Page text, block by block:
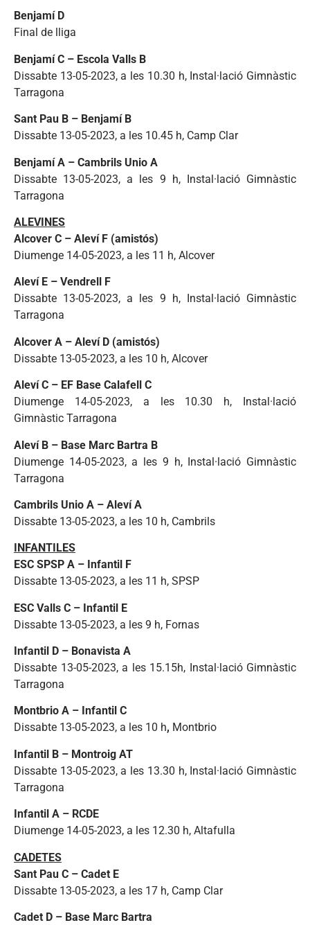
Benjamí D
Final de lliga
Benjamí C – Escola Valls B
Dissabte 13-05-2023, a les 10.30 h, Instal·lació Gimnàstic
Tarragona
Sant Pau B – Benjamí B
Dissabte 13-05-2023, a les 10.45 h, Camp Clar
Benjamí A – Cambrils Unio A
Dissabte 13-05-2023, a les 9 h, Instal·lació Gimnàstic
Tarragona
ALEVINES
Alcover C – Aleví F (amistós)
Diumenge 14-05-2023, a les 11 h, Alcover
Aleví E – Vendrell F
Dissabte 13-05-2023, a les 9 h, Instal·lació Gimnàstic
Tarragona
Alcover A – Aleví D (amistós)
Dissabte 13-05-2023, a les 10 h, Alcover
Aleví C – EF Base Calafell C
Diumenge 14-05-2023, a les 10.30 h, Instal·lació
Gimnàstic Tarragona
Aleví B – Base Marc Bartra B
Diumenge 14-05-2023, a les 9 h, Instal·lació Gimnàstic
Tarragona
Cambrils Unio A – Aleví A
Dissabte 13-05-2023, a les 10 h, Cambrils
INFANTILES
ESC SPSP A – Infantil F
Dissabte 13-05-2023, a les 11 h, SPSP
ESC Valls C – Infantil E
Dissabte 13-05-2023, a les 9 h, Fornas
Infantil D – Bonavista A
Dissabte 13-05-2023, a les 15.15h, Instal·lació Gimnàstic
Tarragona
Montbrio A – Infantil C
Dissabte 13-05-2023, a les 10 h, Montbrio
Infantil B – Montroig AT
Dissabte 13-05-2023, a les 13.30 h, Instal·lació Gimnàstic
Tarragona
Infantil A – RCDE
Diumenge 14-05-2023, a les 12.30 h, Altafulla
CADETES
Sant Pau C – Cadet E
Dissabte 13-05-2023, a les 17 h, Camp Clar
Cadet D – Base Marc Bartra